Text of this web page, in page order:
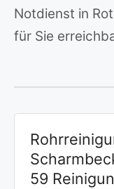
Notdienst in
für Sie
59